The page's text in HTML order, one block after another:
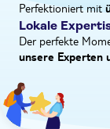
Perfektioniert mit
Lokale
Der perfekte
unsere Experten